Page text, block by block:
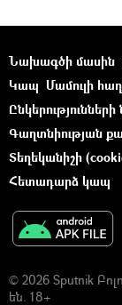
Նախագծի մասին
Կապ Մամուլի
Ընկերությունների
Գաղտնիության
Տեղեկանիշի
Հետադարձ կապ
© 2026 Sputnik
են. 18+